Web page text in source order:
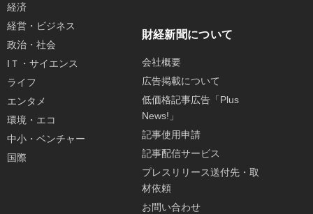
経済
経営・ビジネス
政治・社会
IＴ・サイエンス
ライフ
エンタメ
環境・エコ
中小・ベンチャー
国際
財経新聞について
会社概要
広告掲載について
低価格記事広告「Plus
News!」
記事使用申請
記事配信サービス
プレスリリース送付先・取
材依頼
お問い合わせ